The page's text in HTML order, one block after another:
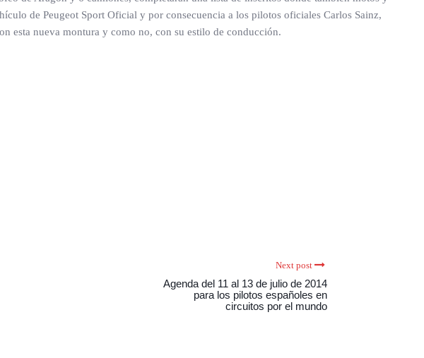
de Peugeot Sport Oficial y por consecuencia a los pilotos oficiales Carlos Sainz,
esta nueva montura y como no, con su estilo de conducción.
Next post
Agenda del 11 al 13 de julio de 2014
para los pilotos españoles en
circuitos por el mundo